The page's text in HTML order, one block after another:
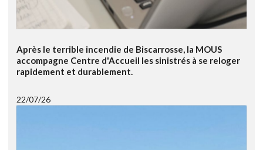
Après le terrible incendie de Biscarrosse, la MOUS
accompagne Centre d'Accueil les sinistrés à se reloger
rapidement et durablement.
22/07/26